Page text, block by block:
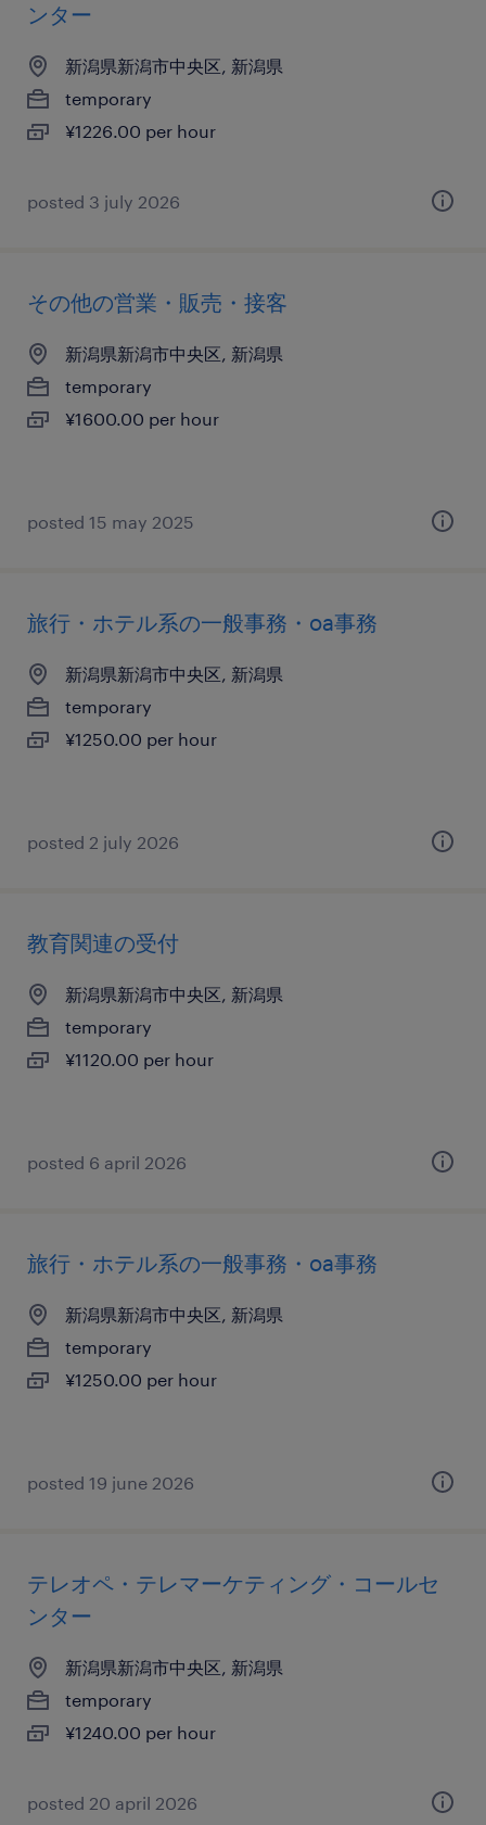
ンター
新潟県新潟市中央区, 新潟県
temporary
¥1226.00 per hour
posted 3 july 2026
その他の営業・販売・接客
新潟県新潟市中央区, 新潟県
temporary
¥1600.00 per hour
posted 15 may 2025
旅行・ホテル系の一般事務・oa事務
新潟県新潟市中央区, 新潟県
temporary
¥1250.00 per hour
posted 2 july 2026
教育関連の受付
新潟県新潟市中央区, 新潟県
temporary
¥1120.00 per hour
posted 6 april 2026
旅行・ホテル系の一般事務・oa事務
新潟県新潟市中央区, 新潟県
temporary
¥1250.00 per hour
posted 19 june 2026
テレオペ・テレマーケティング・コールセ
ンター
新潟県新潟市中央区, 新潟県
temporary
¥1240.00 per hour
posted 20 april 2026